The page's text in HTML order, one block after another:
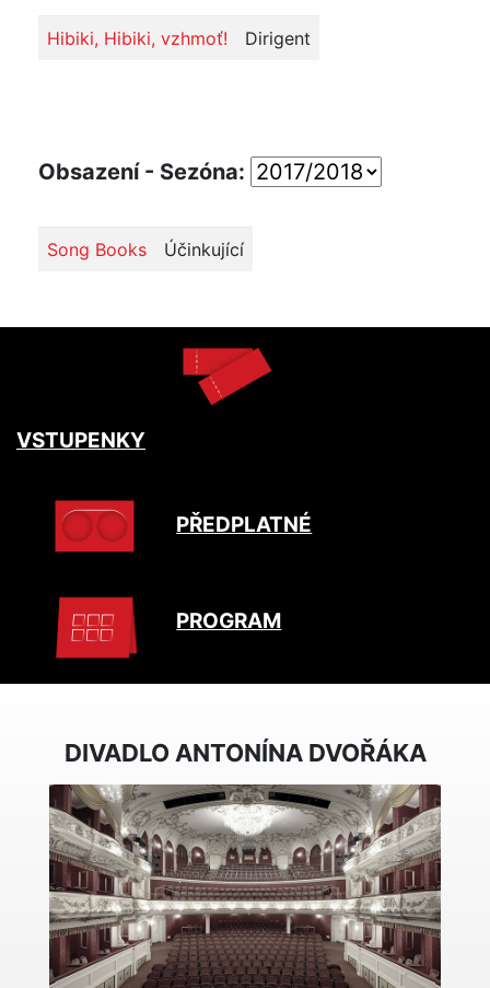
Hibiki, Hibiki, vzhmoť! Dirigent
Obsazení - Sezóna:
Song Books Účinkující
VSTUPENKY
PŘEDPLATNÉ
PROGRAM
DIVADLO ANTONÍNA DVOŘÁKA